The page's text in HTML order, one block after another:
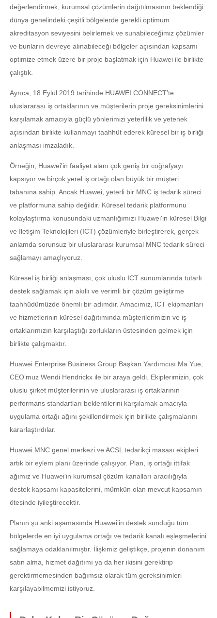
değerlendirmek, kurumsal çözümlerin dağıtılmasının beklendiği
dünya genelindeki çeşitli bölgelerde gerekli optimum
akreditasyon seviyesini belirlemek ve sunabileceğimiz çözümler
ve bunların devreye alınabileceği bölgeler açısından kapsamı
optimize etmek üzere bir proje başlatmak için Huawei ile birlikte
çalıştık.
Ayrıca, 18 Eylül 2019 tarihinde HUAWEI CONNECT’te
uluslararası iş ortaklarının ve müşterilerin proje gereksinimlerini
karşılamak amacıyla güçlü yönlerimizi yeterlilik ve yetenek
açısından birlikte kullanmayı taahhüt ederek küresel bir iş birliği
anlaşması imzaladık.
Örneğin, Huawei'in faaliyet alanı çok geniş bir coğrafyayı
kapsıyor ve birçok yerel iş ortağı olan büyük bir müşteri
tabanına sahip. Ancak Huawei, yeterli bir MNC iş tedarik süreci
ve platformuna sahip değildir. Küresel tedarik platformunu
kolaylaştırma konusundaki uzmanlığımızı Huawei'in küresel Bilgi
ve İletişim Teknolojileri (ICT) çözümleriyle birleştirerek, gerçek
anlamda sorunsuz bir uluslararası kurumsal MNC tedarik süreci
sağlamayı amaçlıyoruz.
Küresel iş birliği anlaşması, çok uluslu ICT sunumlarında tutarlı
destek sağlamak için akıllı ve verimli bir çözüm geliştirme
taahhüdümüzde önemli bir adımdır. Amacımız, ICT ekipmanları
ve hizmetlerinin küresel dağıtımında müşterilerimizin ve iş
ortaklarımızın karşılaştığı zorlukların üstesinden gelmek için
birlikte çalışmaktır.
Huawei Enterprise Business Group Başkan Yardımcısı Ma Yue,
CEO’muz Wendi Hendrickx ile bir araya geldi. Ekiplerimizin, çok
uluslu şirket müşterilerinin ve uluslararası iş ortaklarının
performans standartları beklentilerini karşılamak amacıyla
uygulama ortağı ağını şekillendirmek için birlikte çalışmalarını
kararlaştırdılar.
Huawei MNC genel merkezi ve ACSL tedarikçi masası ekipleri
artık bir eylem planı üzerinde çalışıyor. Plan, iş ortağı ittifak
ağımız ve Huawei'in kurumsal çözüm kanalları aracılığıyla
destek kapsamı kapasitelerini, mümkün olan mevcut kapsamın
ötesinde iyileştirecektir.
Planın şu anki aşamasında Huawei’in destek sunduğu tüm
bölgelerde en iyi uygulama ortağı ve tedarik kanalı eşleşmelerini
sağlamaya odaklanılmıştır. İlişkimiz geliştikçe, projenin donanım
satın alma, hizmet dağıtımı ya da her ikisini gerektirip
gerektirmemesinden bağımsız olarak tüm gereksinimleri
karşılayabilmemizi istiyoruz.